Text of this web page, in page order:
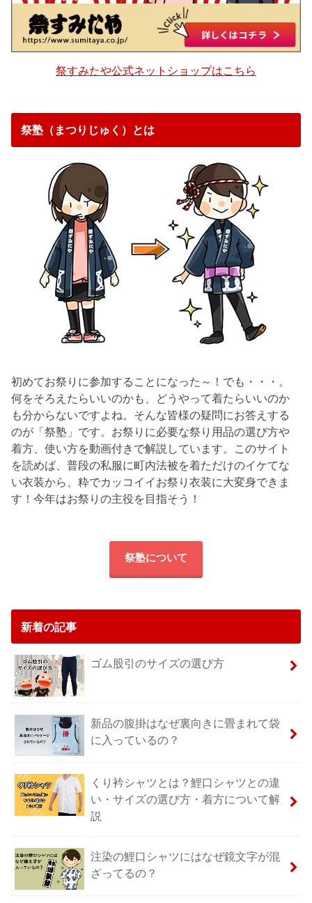
祭すみたや公式ネットショップはこちら
祭塾（まつりじゅく）とは
初めてお祭りに参加することになった～！でも・・・。
何をそろえたらいいのかも、どうやって着たらいいのか
も分からないですよね。そんな皆様の疑問にお答えする
のが「祭塾」です。お祭りに必要な祭り用品の選び方や
着方、使い方を動画付きで解説しています。このサイト
を読めば、普段の私服に町内法被を着ただけのイケてな
い衣装から、粋でカッコイイお祭り衣装に大変身できま
す！今年はお祭りの主役を目指そう！
祭塾について
新着の記事
ゴム股引のサイズの選び方
新品の腹掛はなぜ裏向きに畳まれて袋
に入っているの？
くり衿シャツとは？鯉口シャツとの違
い・サイズの選び方・着方について解
説
注染の鯉口シャツにはなぜ鏡文字が混
ざってるの？